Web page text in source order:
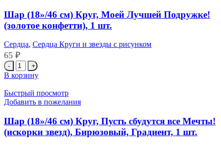
Леденец,
Фуше
ягодный,
шт.
Шар (18»/46 см) Круг, Моей Лучшей Подружке!
(золотое конфетти), 1 шт.
Сердца, Сердца Круги и звезды с рисунком
65 ₽
Количество
товара
Шар
(18''/46
см)
Моей
Лучшей
Подружке!
В корзину
Быстрый просмотр
Добавить в пожелания
Шар (18»/46 см) Круг, Пусть сбудутся все Мечты!
(искорки звезд), Бирюзовый, Градиент, 1 шт.